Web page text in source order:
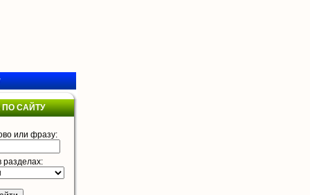
САЙТУ
или фразу:
разделах: